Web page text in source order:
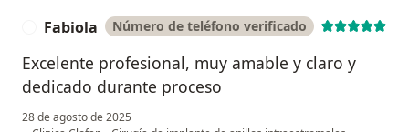
Fabiola Número de teléfono verificado
Excelente profesional, muy amable y claro y
dedicado durante proceso
28 de agosto de 2025